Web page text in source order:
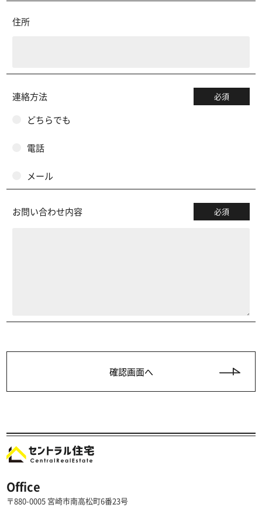
住所
連絡方法 必須
どちらでも
電話
メール
お問い合わせ内容 必須
Office
〒880-0005 宮崎市南高松町6番23号